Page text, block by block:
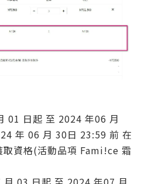
01 日起 至 2024 年06 月
年 06 月 30日 23:59 前 在
資格(活動品項 Fami!ce 霜